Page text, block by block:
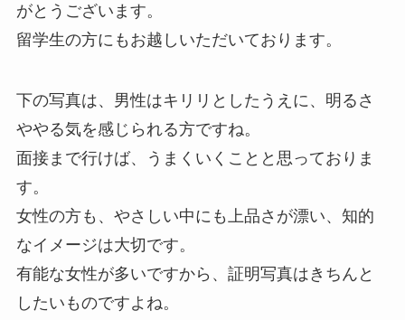
がとうございます。
留学生の方にもお越しいただいております。
下の写真は、男性はキリリとしたうえに、明るさ
ややる気を感じられる方ですね。
面接まで行けば、うまくいくことと思っておりま
す。
女性の方も、やさしい中にも上品さが漂い、知的
なイメージは大切です。
有能な女性が多いですから、証明写真はきちんと
したいものですよね。